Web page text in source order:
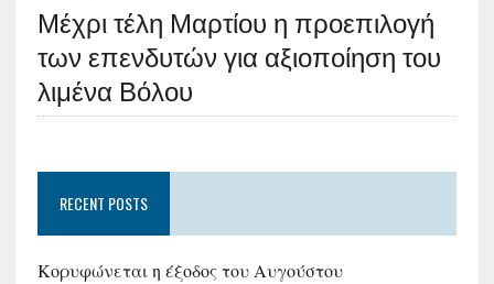
Μέχρι τέλη Μαρτίου η προεπιλογή
των επενδυτών για αξιοποίηση του
λιμένα Βόλου
RECENT POSTS
Κορυφώνεται η έξοδος του Αυγούστου